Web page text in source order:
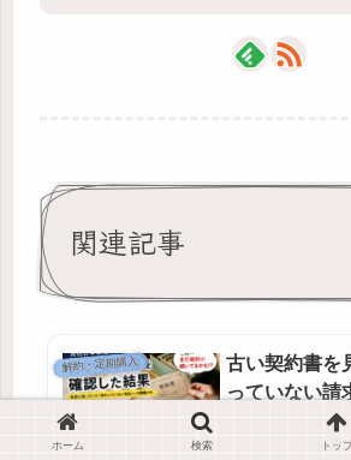
関連記事
解約・定期購入
古い契約書を
っていない請
確認する順番
古い契約書を見
ホーム 検索 トッ